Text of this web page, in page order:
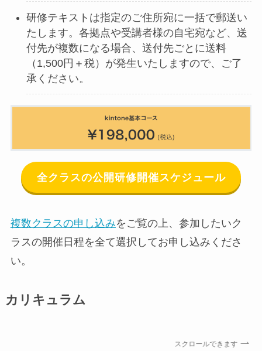
研修テキストは指定のご住所宛に一括で郵送い
たします。各拠点や受講者様の自宅宛など、送
付先が複数になる場合、送付先ごとに送料
（1,500円＋税）が発生いたしますので、ご了
承ください。
全クラスの公開研修開催スケジュール
複数クラスの申し込みをご覧の上、参加したいク
ラスの開催⽇程を全て選択してお申し込みくださ
い。
カリキュラム
スクロールできます